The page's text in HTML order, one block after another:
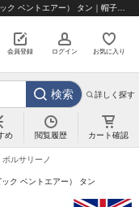
会員登録 ログイン お気に入り
検索 詳しく探す
め 閲覧履歴 カート確認
ボルサリーノ
ク ベントエアー） タン